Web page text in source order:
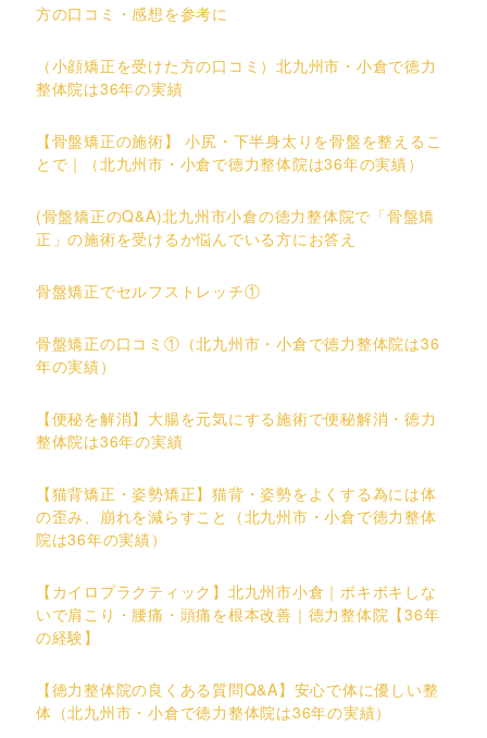
方の口コミ・感想を参考に
（小顔矯正を受けた方の口コミ）北九州市・小倉で徳力
整体院は36年の実績
【骨盤矯正の施術】 小尻・下半身太りを骨盤を整えるこ
とで｜（北九州市・小倉で徳力整体院は36年の実績）
(骨盤矯正のQ&A)北九州市小倉の徳力整体院で「骨盤矯
正」の施術を受けるか悩んでいる方にお答え
骨盤矯正でセルフストレッチ①
骨盤矯正の口コミ①（北九州市・小倉で徳力整体院は36
年の実績）
【便秘を解消】大腸を元気にする施術で便秘解消・徳力
整体院は36年の実績
【猫背矯正・姿勢矯正】猫背・姿勢をよくする為には体
の歪み、崩れを減らすこと（北九州市・小倉で徳力整体
院は36年の実績）
【カイロプラクティック】北九州市小倉｜ボキボキしな
いで肩こり・腰痛・頭痛を根本改善｜徳力整体院【36年
の経験】
【徳力整体院の良くある質問Q&A】安心で体に優しい整
体（北九州市・小倉で徳力整体院は36年の実績）